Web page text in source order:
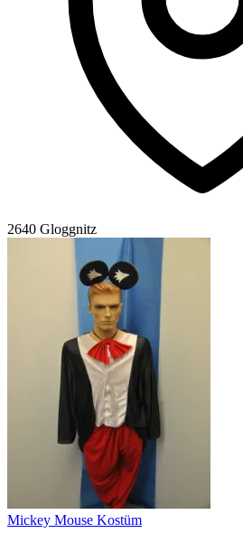
2640 Gloggnitz
Mickey Mouse Kostüm